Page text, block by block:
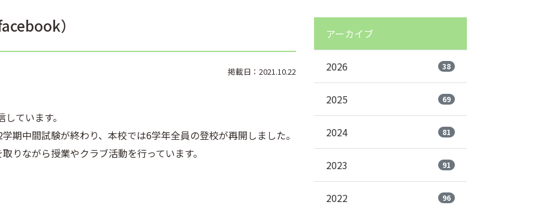
）
掲載日：2021.10.22
ています。
期中間試験が終わり、本校では6学年全員の登校が再開しました。
りながら授業やクラブ活動を行っています。
アーカイブ
2026 38
2025 69
2024 81
2023 91
2022 96